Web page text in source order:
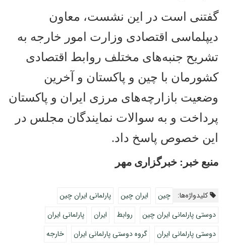
گفتنی است در این نشست، معاون
دیپلماسی اقتصادی وزارت امور خارجه به
تشریح جنبه‌های مختلف روابط اقتصادی
کشورمان با چین و پاکستان و آخرین
وضعیت بازارچه‌های مرزی ایران و پاکستان
پرداخت و به سوالات نمایندگان مجلس در
این خصوص پاسخ داد.
منبع خبر: خبرگزاری مهر
کلیدواژه‌ها: چین ایران چین
پارلمانی ایران چین
دوستی پارلمانی ایران چین
روابط ایران
پارلمانی ایران
دوستی پارلمانی ایران
گروه دوستی پارلمانی ایران خارجه